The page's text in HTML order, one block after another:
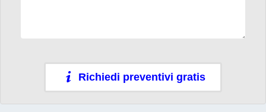
Richiedi preventivi gratis